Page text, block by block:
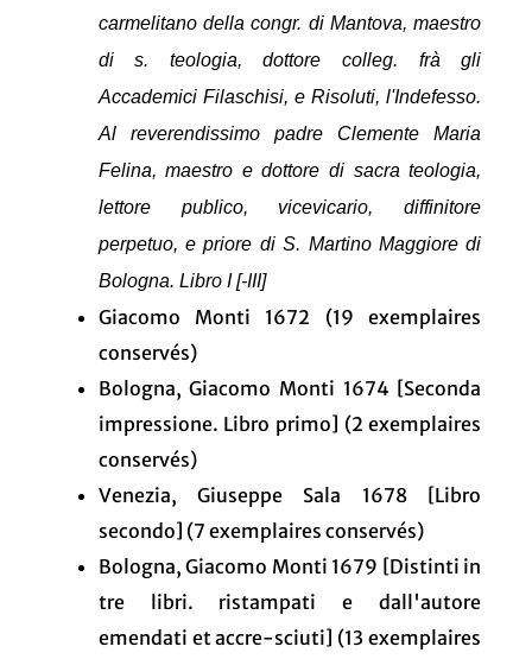
carmelitano della congr. di Mantova, maestro
di s. teologia, dottore colleg. frà gli
Accademici Filaschisi, e Risoluti, l'Indefesso.
Al reverendissimo padre Clemente Maria
Felina, maestro e dottore di sacra teologia,
lettore publico, vicevicario, diffinitore
perpetuo, e priore di S. Martino Maggiore di
Bologna. Libro I [-III]
Giacomo Monti 1672 (19 exemplaires
conservés)
Bologna, Giacomo Monti 1674 [Seconda
impressione. Libro primo] (2 exemplaires
conservés)
Venezia, Giuseppe Sala 1678 [Libro
secondo] (7 exemplaires conservés)
Bologna, Giacomo Monti 1679 [Distinti in
tre libri. ristampati e dall'autore
emendati et accre-sciuti] (13 exemplaires